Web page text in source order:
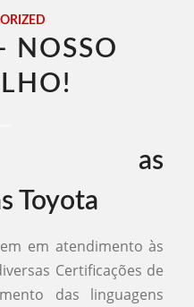
NOSSO
as
Toyota
em atendimento às
Certificações de
das linguagens